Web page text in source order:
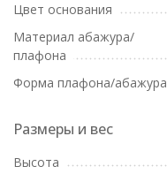
Цвет основания
Материал абажура/
плафона
Форма плафона/абажура
Размеры и вес
Высота